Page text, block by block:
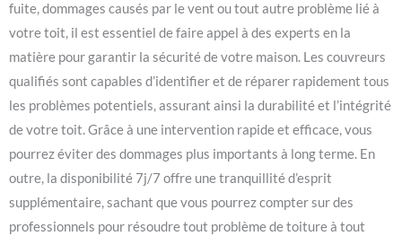
fuite, dommages causés par le vent ou tout autre problème lié à
votre toit, il est essentiel de faire appel à des experts en la
matière pour garantir la sécurité de votre maison. Les couvreurs
qualifiés sont capables d’identifier et de réparer rapidement tous
les problèmes potentiels, assurant ainsi la durabilité et l’intégrité
de votre toit. Grâce à une intervention rapide et efficace, vous
pourrez éviter des dommages plus importants à long terme. En
outre, la disponibilité 7j/7 offre une tranquillité d’esprit
supplémentaire, sachant que vous pourrez compter sur des
professionnels pour résoudre tout problème de toiture à tout